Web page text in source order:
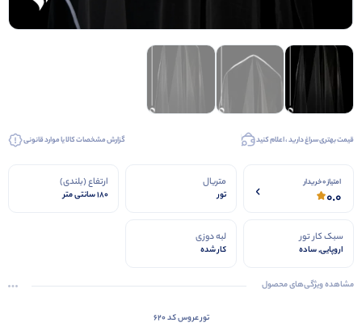
قیمت بهتری سراغ دارید ، اعلام کنید گزارش مشخصات کالا یا موارد قانونی
امتیاز 0 خریدار
0.0
متریال
تور
ارتفاع (بلندی)
180 سانتی متر
سبک کار تور
اروپایی, ساده
لبه دوزی
کار شده
مشاهده ویژگی‌های محصول
تور عروس کد 620